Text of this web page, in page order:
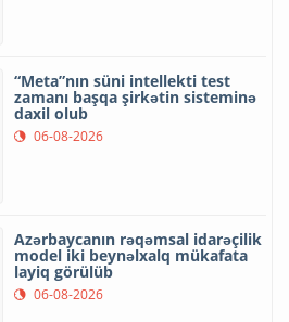
“Meta”nın süni intellekti test
zamanı başqa şirkətin sisteminə
daxil olub
06-08-2026
Azərbaycanın rəqəmsal idarəçilik
model iki beynəlxalq mükafata
layiq görülüb
06-08-2026